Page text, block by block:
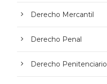
Derecho Mercantil
Derecho Penal
Derecho Penitenciario